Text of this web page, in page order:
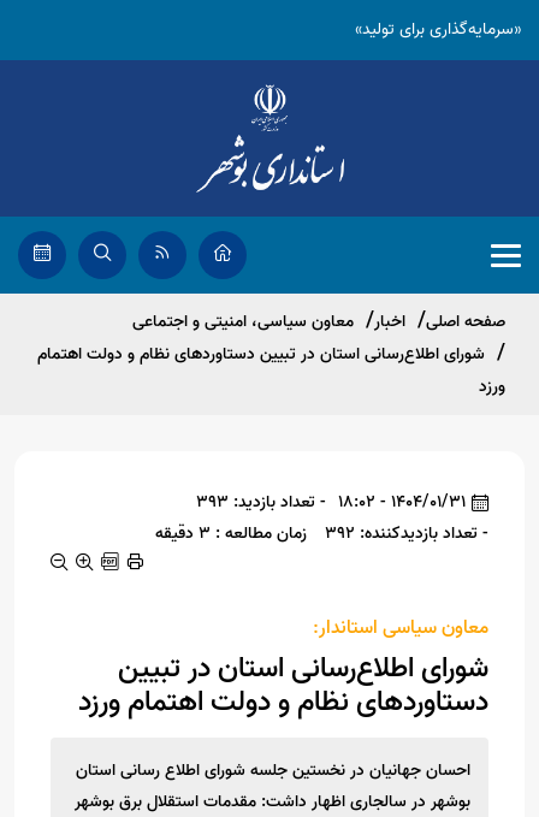
«سرمایه‌گذاری برای تولید»
صفحه اصلی اخبار
معاون سیاسی، امنیتی و اجتماعی
شورای اطلاع‌رسانی استان در تبیین دستاوردهای نظام و دولت اهتمام
ورزد
1404/01/31 - 18:02
- تعداد بازدید: 393
- تعداد بازدیدکننده: 392
زمان مطالعه : 3 دقیقه
معاون سیاسی استاندار:
شورای اطلاع‌رسانی استان در تبیین
دستاوردهای نظام و دولت اهتمام ورزد
احسان جهانیان در نخستین جلسه شورای اطلاع رسانی استان
بوشهر در سالجاری اظهار داشت: مقدمات استقلال برق بوشهر